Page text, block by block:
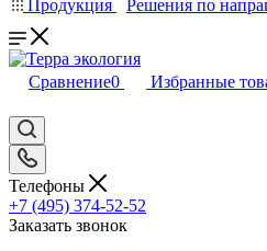
Продукция
Решения по
Сравнение0 Избранные
Телефоны
+7 (495) 374-52-52
Заказать звонок